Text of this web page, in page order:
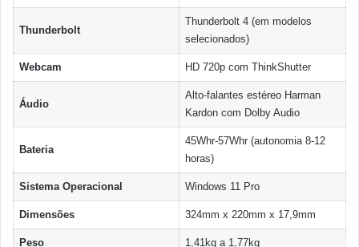
Thunderbolt
Thunderbolt 4 (em modelos
selecionados)
Webcam HD 720p com ThinkShutter
Áudio
Alto-falantes estéreo Harman
Kardon com Dolby Audio
Bateria
45Whr-57Whr (autonomia 8-12
horas)
Sistema Operacional Windows 11 Pro
Dimensões 324mm x 220mm x 17,9mm
Peso 1,41kg a 1,77kg